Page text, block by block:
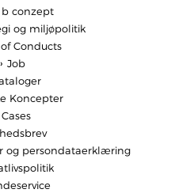
conzept
og miljøpolitik
Conducts
Job
Koncepter
Cases
og persondataerklæring